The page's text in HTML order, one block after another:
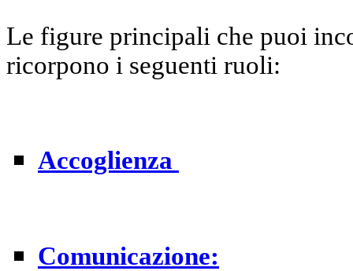
Le figure principali che puoi
ricorpono i seguenti ruoli:
Accoglienza
Comunicazione: